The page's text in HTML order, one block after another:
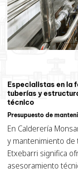
Especialistas en la
tuberías y
técnico
Presupuesto de
En Calderería
y mantenimiento
Etxebarri significa
asesoramiento